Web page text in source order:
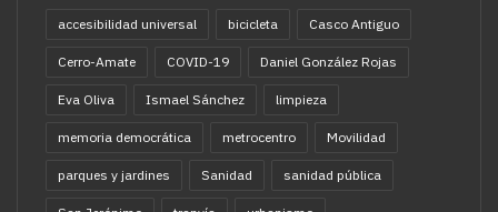
accesibilidad universal bicicleta Casco Antiguo
Cerro-Amate COVID-19 Daniel González Rojas
Eva Oliva Ismael Sánchez limpieza
memoria democrática metrocentro Movilidad
parques y jardines Sanidad sanidad pública